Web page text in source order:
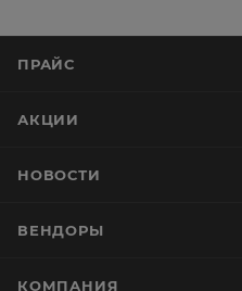
ПРАЙС
АКЦИИ
НОВОСТИ
ВЕНДОРЫ
КОМПАНИЯ